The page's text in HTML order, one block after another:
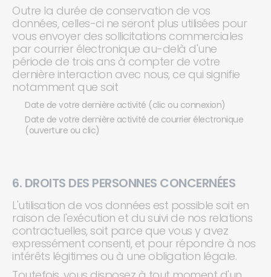
Outre la durée de conservation de vos
données, celles-ci ne seront plus utilisées pour
vous envoyer des sollicitations commerciales
par courrier électronique au-delà d'une
période de trois ans à compter de votre
dernière interaction avec nous, ce qui signifie
notamment que soit
Date de votre dernière activité (clic ou connexion)
Date de votre dernière activité de courrier électronique
(ouverture ou clic)
6. DROITS DES PERSONNES CONCERNÉES
L'utilisation de vos données est possible soit en
raison de l'exécution et du suivi de nos relations
contractuelles, soit parce que vous y avez
expressément consenti, et pour répondre à nos
intérêts légitimes ou à une obligation légale.